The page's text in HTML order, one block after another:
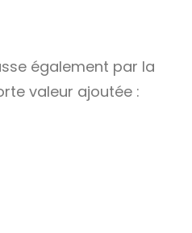
également par la
valeur ajoutée :